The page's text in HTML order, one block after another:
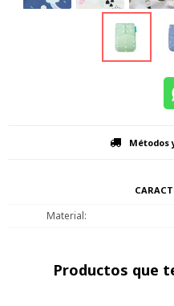
Métodos
Material
Productos que